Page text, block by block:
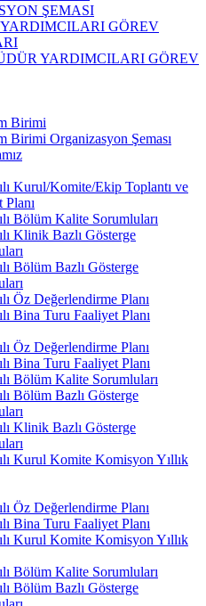
ŞEMASI
GÖREV
YARDIMCILARI GÖREV
Birimi
Birimi Organizasyon Şeması
Kurul/Komite/Ekip Toplantı ve
Planı
Bölüm Kalite Sorumluları
Klinik Bazlı Gösterge
Bölüm Bazlı Gösterge
Öz Değerlendirme Planı
Bina Turu Faaliyet Planı
Öz Değerlendirme Planı
Bina Turu Faaliyet Planı
Bölüm Kalite Sorumluları
Bölüm Bazlı Gösterge
Klinik Bazlı Gösterge
Kurul Komite Komisyon Yıllık
Öz Değerlendirme Planı
Bina Turu Faaliyet Planı
Kurul Komite Komisyon Yıllık
Bölüm Kalite Sorumluları
Bölüm Bazlı Gösterge